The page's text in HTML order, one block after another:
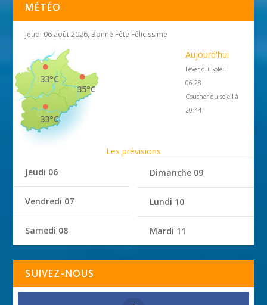
MÉTÉO
Jeudi 06 août 2026, Bonne Fête Félicissime
35°C
33°C
33°C
Aujourd'hui
Lever du Soleil
06:28
Coucher du soleil à
20:44
Les prévisions
Jeudi 06
Vendredi 07
Samedi 08
Dimanche 09
Lundi 10
Mardi 11
SUIVEZ-NOUS